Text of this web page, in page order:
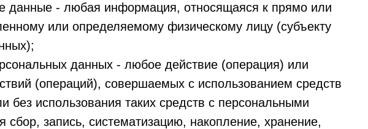
данные - любая информация, относящаяся к прямо или
или определяемому физическому лицу (субъекту
данных - любое действие (операция) или
(операций), совершаемых с использованием средств
без использования таких средств с персональными
запись, систематизацию, накопление, хранение,